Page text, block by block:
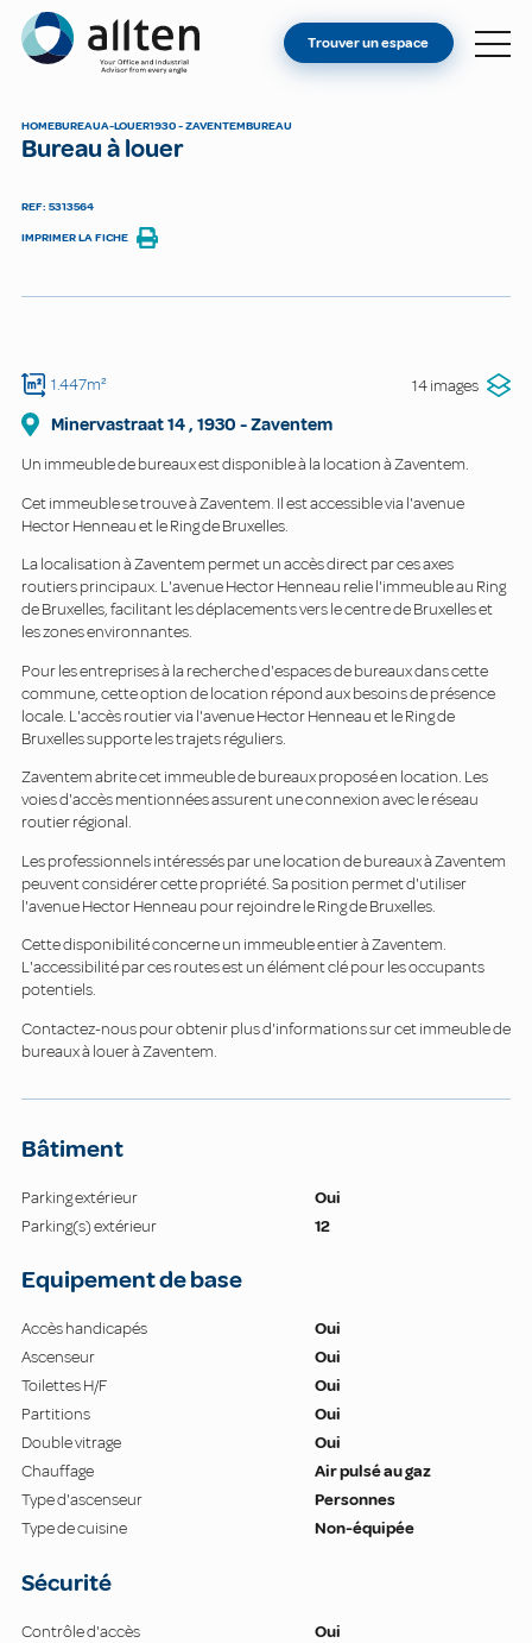
Allten
TROUVER UN ESPACE
Trouver un espace
HOMEBUREAUA-LOUER1930 - ZAVENTEMBUREAU
Bureau à louer
REF: 5313564
IMPRIMER LA FICHE
1.447m² 14 images
Minervastraat14, 1930 -Zaventem
Un immeuble de bureaux est disponible à la location à Zaventem.
Cet immeuble se trouve à Zaventem. Il est accessible via l'avenue
Hector Henneau et le Ring de Bruxelles.
La localisation à Zaventem permet un accès direct par ces axes
routiers principaux. L'avenue Hector Henneau relie l'immeuble au Ring
de Bruxelles, facilitant les déplacements vers le centre de Bruxelles et
les zones environnantes.
Pour les entreprises à la recherche d'espaces de bureaux dans cette
commune, cette option de location répond aux besoins de présence
locale. L'accès routier via l'avenue Hector Henneau et le Ring de
Bruxelles supporte les trajets réguliers.
Zaventem abrite cet immeuble de bureaux proposé en location. Les
voies d'accès mentionnées assurent une connexion avec le réseau
routier régional.
Les professionnels intéressés par une location de bureaux à Zaventem
peuvent considérer cette propriété. Sa position permet d'utiliser
l'avenue Hector Henneau pour rejoindre le Ring de Bruxelles.
Cette disponibilité concerne un immeuble entier à Zaventem.
L'accessibilité par ces routes est un élément clé pour les occupants
potentiels.
Contactez-nous pour obtenir plus d'informations sur cet immeuble de
bureaux à louer à Zaventem.
Bâtiment
Parking extérieur
Oui
Parking(s) extérieur
12
Equipement de base
Accès handicapés
Oui
Ascenseur
Oui
Toilettes H/F
Oui
Partitions
Oui
Double vitrage
Oui
Chauffage
Air pulsé au gaz
Type d'ascenseur
Personnes
Type de cuisine
Non-équipée
Sécurité
Contrôle d'accès
Oui